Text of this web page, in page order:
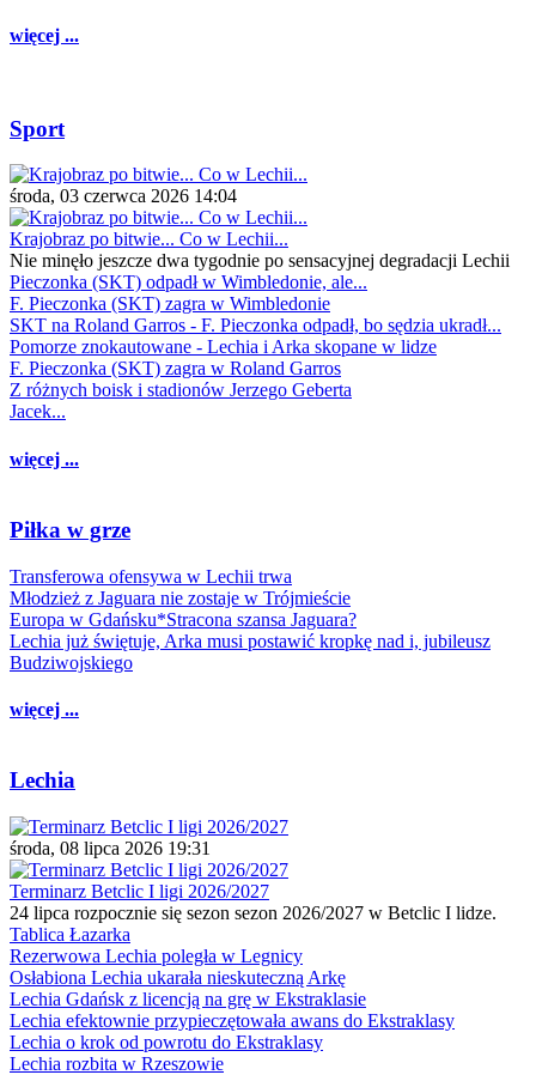
więcej ...
Sport
środa, 03 czerwca 2026 14:04
Krajobraz po bitwie... Co w Lechii...
Nie minęło jeszcze dwa tygodnie po sensacyjnej degradacji Lechii
Pieczonka (SKT) odpadł w Wimbledonie, ale...
F. Pieczonka (SKT) zagra w Wimbledonie
SKT na Roland Garros - F. Pieczonka odpadł, bo sędzia ukradł...
Pomorze znokautowane - Lechia i Arka skopane w lidze
F. Pieczonka (SKT) zagra w Roland Garros
Z różnych boisk i stadionów Jerzego Geberta
Jacek...
więcej ...
Piłka w grze
Transferowa ofensywa w Lechii trwa
Młodzież z Jaguara nie zostaje w Trójmieście
Europa w Gdańsku*Stracona szansa Jaguara?
Lechia już świętuje, Arka musi postawić kropkę nad i, jubileusz
Budziwojskiego
więcej ...
Lechia
środa, 08 lipca 2026 19:31
Terminarz Betclic I ligi 2026/2027
24 lipca rozpocznie się sezon sezon 2026/2027 w Betclic I lidze.
Tablica Łazarka
Rezerwowa Lechia poległa w Legnicy
Osłabiona Lechia ukarała nieskuteczną Arkę
Lechia Gdańsk z licencją na grę w Ekstraklasie
Lechia efektownie przypieczętowała awans do Ekstraklasy
Lechia o krok od powrotu do Ekstraklasy
Lechia rozbita w Rzeszowie